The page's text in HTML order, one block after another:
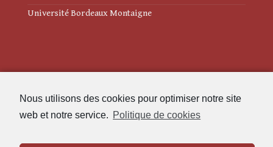
Nous utilisons des cookies pour optimiser notre site
web et notre service. Politique de cookies
Université Bordeaux Montaigne
Politique de cookies (UE)